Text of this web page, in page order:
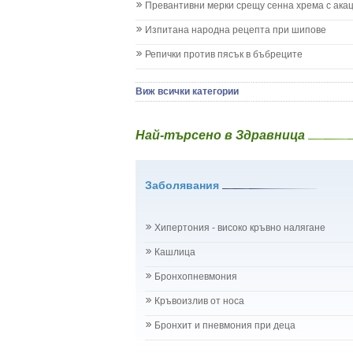
Колики
Менингит
Млечница
Нощно напикаване - енуреза
Плач
Проблеми с очите на бебето и детето
Рубеола
Температура - висока
Хрема при бебето и детето
Бъбреци
Бъбречна поликистоза
Превантивни мерки срещу сенна хрема с
Изпитана народна рецепта при шипове
Репички против пясък в бъбреците
Виж всички категории
Най-търсено в Здравница
Заболявания
Хипертония - високо кръвно налягане
Кашлица
Бронхопневмония
Кръвоизлив от носа
Бронхит и пневмония при деца